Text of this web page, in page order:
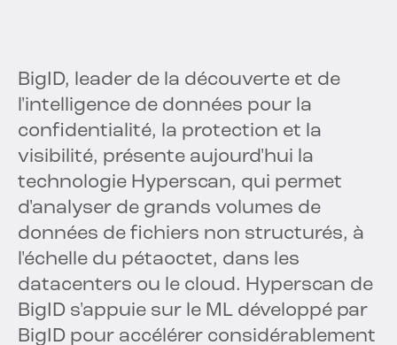
BigID, leader de la découverte et de
l'intelligence de données pour la
confidentialité, la protection et la
visibilité, présente aujourd'hui la
technologie Hyperscan, qui permet
d'analyser de grands volumes de
données de fichiers non structurés, à
l'échelle du pétaoctet, dans les
datacenters ou le cloud. Hyperscan de
BigID s'appuie sur le ML développé par
BigID pour accélérer considérablement